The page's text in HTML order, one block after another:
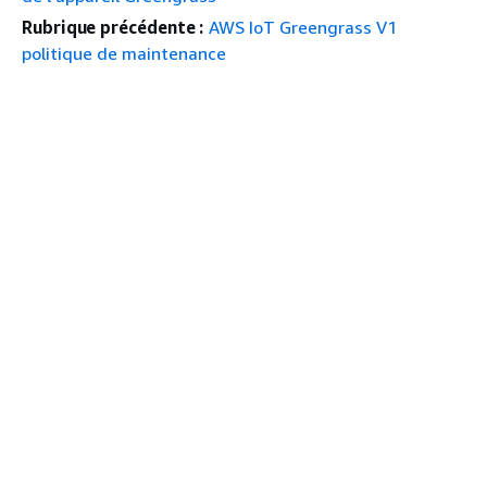
Rubrique précédente : AWS IoT Greengrass V1
politique de maintenance